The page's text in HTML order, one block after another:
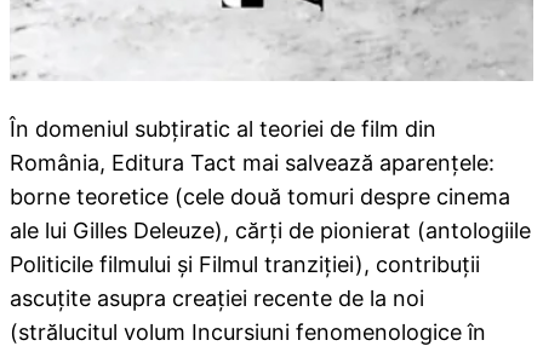
În domeniul subțiratic al teoriei de film din
România, Editura Tact mai salvează aparențele:
borne teoretice (cele două tomuri despre cinema
ale lui Gilles Deleuze), cărți de pionierat (antologiile
Politicile filmului și Filmul tranziției), contribuții
ascuțite asupra creației recente de la noi
(strălucitul volum Incursiuni fenomenologice în